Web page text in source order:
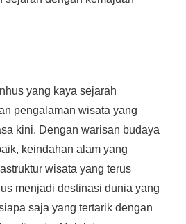
yang kaya sejarah
pengalaman wisata yang
kini. Dengan warisan budaya
keindahan alam yang
wisata yang terus
menjadi destinasi dunia yang
saja yang tertarik dengan